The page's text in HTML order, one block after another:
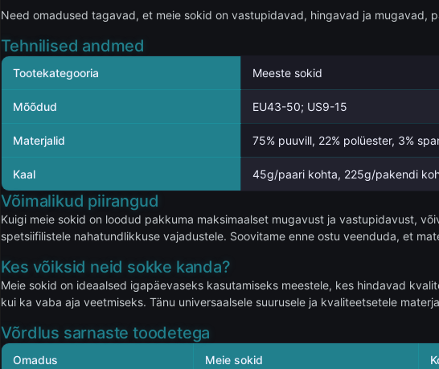
Need omadused tagavad, et meie sokid on vastupidavad, hingavad ja mugavad,
Tehnilised andmed
Tootekategooria Meeste sokid
Mõõdud EU43-50; US9-15
Materjalid 75% puuvill, 22% polüester, 3%
Kaal 45g/paari kohta, 225g/pakendi
Võimalikud piirangud
Kuigi meie sokid on loodud pakkuma maksimaalset mugavust ja vastupidavust,
spetsiifilistele nahatundlikkuse vajadustele. Soovitame enne ostu veenduda, et
Kes võiksid neid sokke kanda?
Meie sokid on ideaalsed igapäevaseks kasutamiseks meestele, kes hindavad
kui ka vaba aja veetmiseks. Tänu universaalsele suurusele ja kvaliteetsetele
Võrdlus sarnaste toodetega
Omadus Meie sokid